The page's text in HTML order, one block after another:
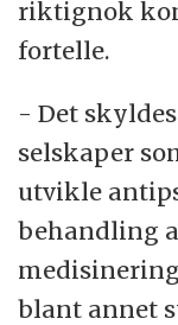
riktignok
fortelle.
- Det
selskaper
utvikle
behandling
blant annet